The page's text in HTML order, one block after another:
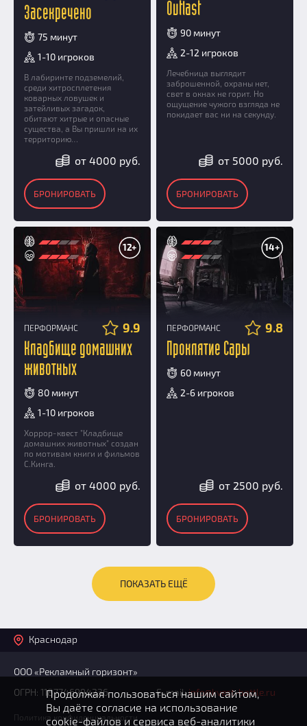
Засекречено
75 минут
1-10 игроков
В лабиринте подземелий,
среди хитросплетения
коварных ловушек и
затейливых загадок,
обитают хитрые и опасные
существа, а Вы пришли на их
территорию…
от 4000 руб.
БРОНИРОВАТЬ
Outlast
90 минут
2-12 игроков
Лечебница выглядит
заброшенной, охраны нет,
свет в окнах не горит. Но
ощущение чужого взгляда не
покидает вас ни на секунду.
от 5000 руб.
БРОНИРОВАТЬ
12+
ПЕРФОРМАНС 9.9
Кладбище домашних
животных
80 минут
1-10 игроков
Хоррор-квест "Кладбище
домашних животных" создан
по мотивам книги и фильмов
С.Кинга.
от 4000 руб.
БРОНИРОВАТЬ
14+
ПЕРФОРМАНС 9.8
Проклятие Сары
60 минут
2-6 игроков
от 2500 руб.
БРОНИРОВАТЬ
ПОКАЗАТЬ ЕЩЁ
Краснодар
ООО «Рекламный горизонт»
ОГРН: 1187746994236
E-mail:info@kvest-battle.ru
Политика конфиденциальности
Продолжая пользоваться нашим сайтом,
Вы даёте согласие на использование
cookie-файлови сервиса веб-аналитики